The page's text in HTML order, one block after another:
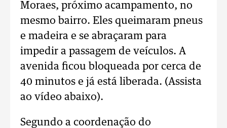
Moraes, próximo acampamento, no
mesmo bairro. Eles queimaram pneus
e madeira e se abraçaram para
impedir a passagem de veículos. A
avenida ficou bloqueada por cerca de
40 minutos e já está liberada. (Assista
ao vídeo abaixo).
Segundo a coordenação do